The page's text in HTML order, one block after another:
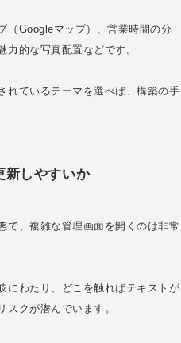
（Googleマップ）、営業時間の分
的な写真配置などです。
れているテーマを選べば、構築の手
新しやすいか
で、複雑な管理画面を開くのは非常
にわたり、どこを触ればテキストが
クが潜んでいます。